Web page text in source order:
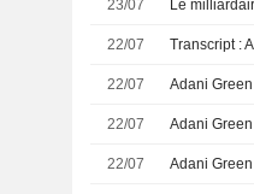
23/07
22/07 Transcript :
22/07
22/07
22/07